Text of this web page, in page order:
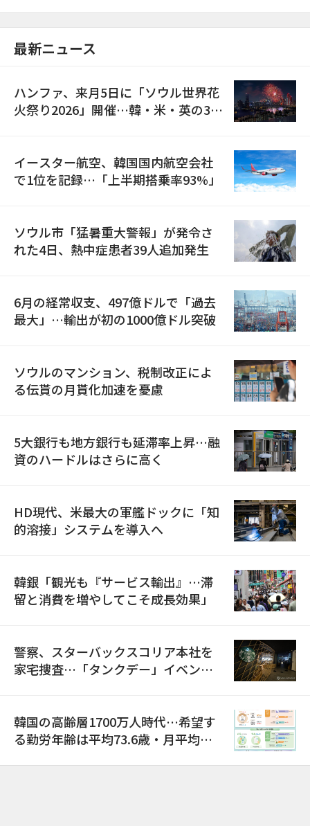
最新ニュース
ハンファ、来月5日に「ソウル世界花
火祭り2026」開催…韓・米・英の3カ
イースター航空、韓国国内航空会社
で1位を記録…「上半期搭乗率93%」
ソウル市「猛暑重大警報」が発令さ
れた4日、熱中症患者39人追加発生
6月の経常収支、497億ドルで「過去
最大」…輸出が初の1000億ドル突破
ソウルのマンション、税制改正によ
る伝貰の月貰化加速を憂慮
5大銀行も地方銀行も延滞率上昇…融
資のハードルはさらに高く
HD現代、米最大の軍艦ドックに「知
的溶接」システムを導入へ
韓銀「観光も『サービス輸出』…滞
留と消費を増やしてこそ成長効果」
警察、スターバックスコリア本社を
家宅捜査…「タンクデー」イベント
韓国の高齢層1700万人時代…希望す
る勤労年齢は平均73.6歳・月平均賃